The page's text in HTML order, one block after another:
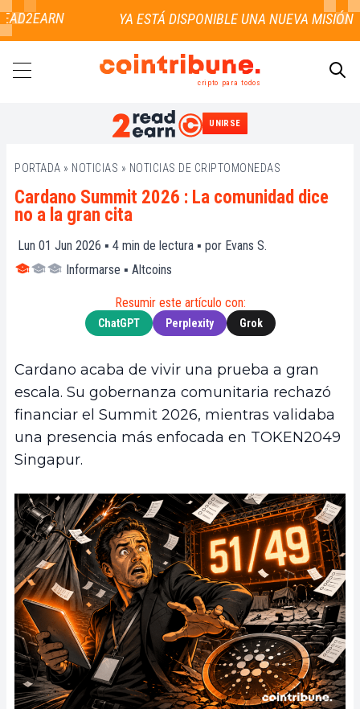
cripto para todos
UNIRSE
PORTADA » NOTICIAS » NOTICIAS DE CRIPTOMONEDAS
Cardano Summit 2026 : La comunidad dice
no a la gran cita
Lun 01 Jun 2026 ▪ 4 min de lectura ▪ por Evans S.
Informarse ▪ Altcoins
Resumir este artículo con:
ChatGPT Perplexity Grok
Cardano acaba de vivir una prueba a gran
escala. Su gobernanza comunitaria rechazó
financiar el Summit 2026, mientras validaba
una presencia más enfocada en TOKEN2049
Singapur.